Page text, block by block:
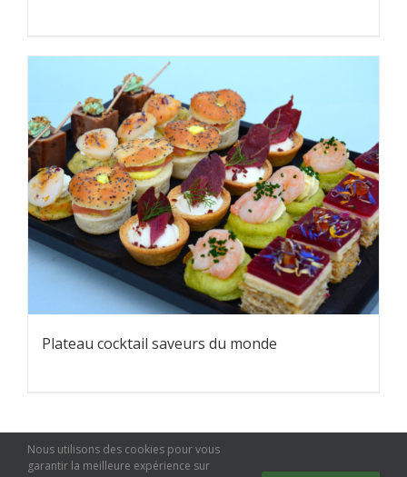
Plateau cocktail saveurs du monde
Nous utilisons des cookies pour vous
garantir la meilleure expérience sur